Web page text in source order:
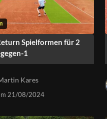
Spielformen für 2
1
Kares
21/08/2024